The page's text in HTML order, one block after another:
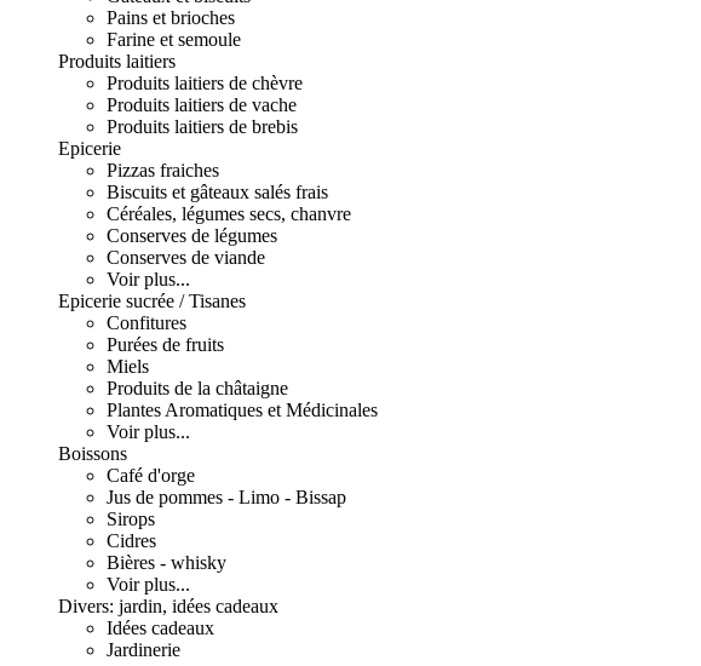
Pains et brioches
Farine et semoule
Produits laitiers
Produits laitiers de chèvre
Produits laitiers de vache
Produits laitiers de brebis
Epicerie
Pizzas fraiches
Biscuits et gâteaux salés frais
Céréales, légumes secs, chanvre
Conserves de légumes
Conserves de viande
Voir plus...
Epicerie sucrée / Tisanes
Confitures
Purées de fruits
Miels
Produits de la châtaigne
Plantes Aromatiques et Médicinales
Voir plus...
Boissons
Café d'orge
Jus de pommes - Limo - Bissap
Sirops
Cidres
Bières - whisky
Voir plus...
Divers: jardin, idées cadeaux
Idées cadeaux
Jardinerie